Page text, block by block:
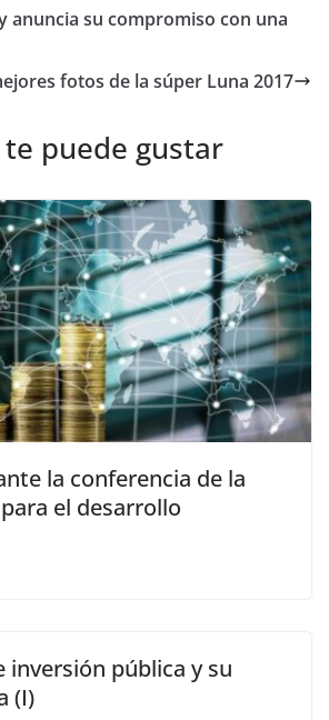
anuncia su compromiso con una
fotos de la súper Luna 2017
puede gustar
la conferencia de la
el desarrollo
inversión pública y su
(I)